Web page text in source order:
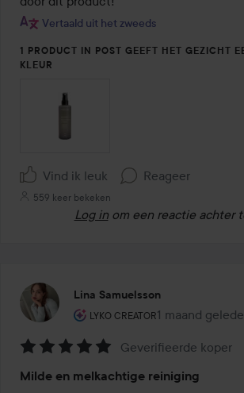
Vertaald uit het zweeds
1 PRODUCT IN POST GEEFT HET GEZICHT
KLEUR
Vind ik leuk Reageer
559 keer bekeken
Log in om een reactie achter
Lina Samuelsson
LYKO CREATOR
De rol van de gebruiker: Lyko
1 maand
Het bericht is
5
Geverifieerde koper
Milde en melkachtige reiniging